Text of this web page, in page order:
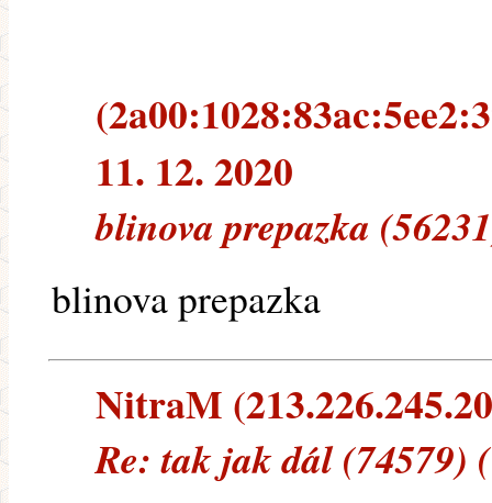
11. 12. 2020
blinova prepazka
blinova prepazka
NitraM
Re: tak jak dál (74579)